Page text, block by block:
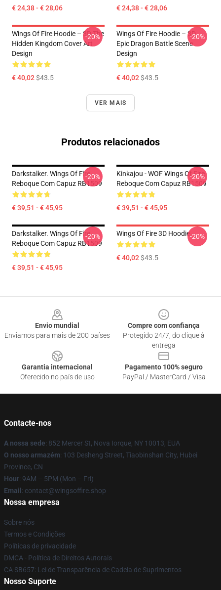
€ 24,38 - € 28,06 € 24,38 - € 28,06
Wings Of Fire Hoodie – 3D The
Hidden Kingdom Cover Art
Design
€ 40,02$43.5
-20%
Wings Of Fire Hoodie – 3D
Epic Dragon Battle Scene
Design
€ 40,02$43.5
-20%
VER MAIS
Produtos relacionados
Darkstalker. Wings Of Fire
Reboque Com Capuz RB1509
€ 39,51 - € 45,95
-20%
Kinkajou - WOF Wings Of Fire
Reboque Com Capuz RB1509
€ 39,51 - € 45,95
-20%
Darkstalker. Wings Of Fire
Reboque Com Capuz RB1509
€ 39,51 - € 45,95
-20% Wings Of Fire 3D Hoodie
€ 40,02$43.5
-20%
Envio mundial
Enviamos para mais de 200 países
Compre com confiança
Protegido 24/7, do clique à
entrega
Garantia internacional
Oferecido no país de uso
Pagamento 100% seguro
PayPal / MasterCard / Visa
Contacte-nos
A nossa sede: 852 Mercer St, Nova Iorque, NY 10013, EUA
O nosso armazém: 103 Desheng Street, Tiaobinshan City, Hubei
Province, CN
Hour: 9AM – 5PM (Mon – Fri)
Email : contact@wingsoffire.shop
Nossa empresa
Sobre nós
Termos e Condições
Políticas de privacidade
DMCA - Política de Direitos Autorais
CA SB657: Lei de Transparência de Cadeia de Suprimentos
Nosso Suporte